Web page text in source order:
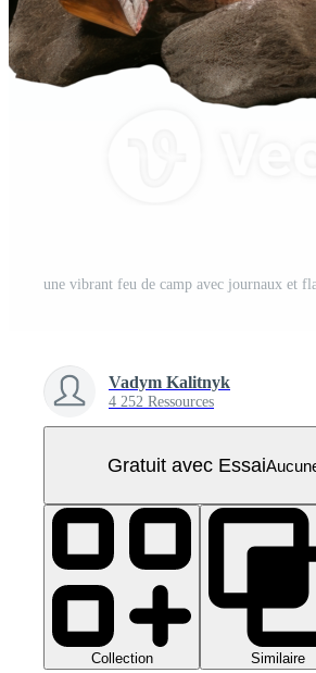
Vadym Kalitnyk
4 252 Ressources
Gratuit avec Essai
Collection Similaire